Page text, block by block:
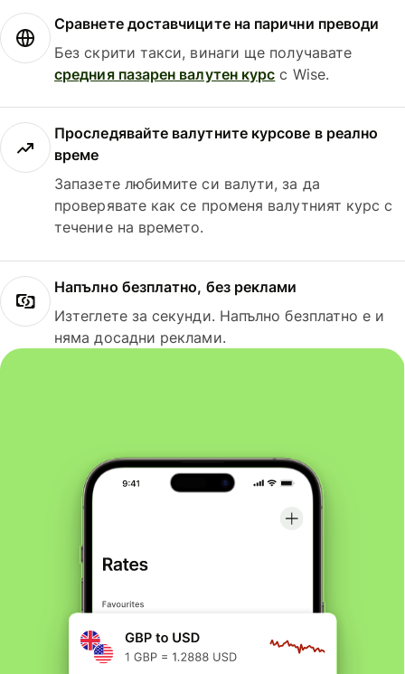
Сравнете доставчиците на парични преводи
Без скрити такси, винаги ще получавате
средния пазарен валутен курс с Wise.
Проследявайте валутните курсове в реално
време
Запазете любимите си валути, за да
проверявате как се променя валутният курс с
течение на времето.
Напълно безплатно, без реклами
Изтеглете за секунди. Напълно безплатно е и
няма досадни реклами.